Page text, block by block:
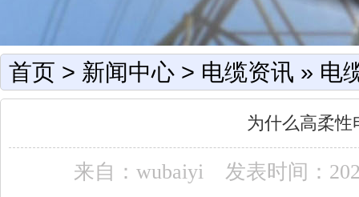
首页 > 新闻中心 > 电缆资讯 » 电
为什么高柔性
来自：wubaiyi 发表时间：